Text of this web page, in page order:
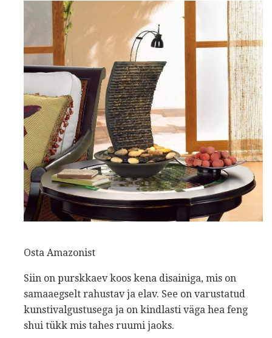
Osta Amazonist
Siin on purskkaev koos kena disainiga, mis on
samaaegselt rahustav ja elav. See on varustatud
kunstivalgustusega ja on kindlasti väga hea feng
shui tükk mis tahes ruumi jaoks.